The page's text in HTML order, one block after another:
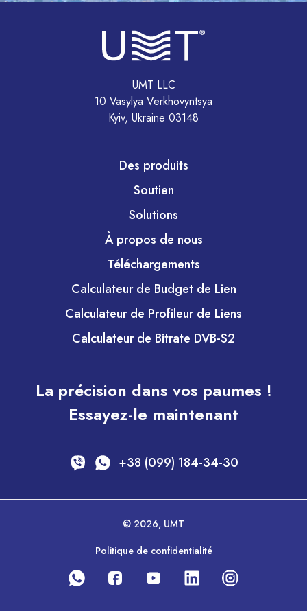
UMT LLC
10 Vasylya Verkhovyntsya
Kyiv, Ukraine 03148
Des produits
Soutien
Solutions
À propos de nous
Téléchargements
Calculateur de Budget de Lien
Calculateur de Profileur de Liens
Calculateur de Bitrate DVB-S2
La précision dans vos paumes !
Essayez-le maintenant
+38 (099) 184-34-30
© 2026, UMT
Politique de confidentialité